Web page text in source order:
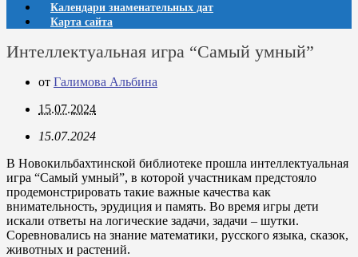
Календари знаменательных дат
Карта сайта
Интеллектуальная игра “Самый умный”
от Галимова Альбина
15.07.2024
15.07.2024
В Новокильбахтинской библиотеке прошла интеллектуальная
игра “Самый умный”, в которой участникам предстояло
продемонстрировать такие важные качества как
внимательность, эрудиция и память. Во время игры дети
искали ответы на логические задачи, задачи – шутки.
Соревновались на знание математики, русского языка, сказок,
животных и растений.